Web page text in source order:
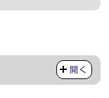
開く